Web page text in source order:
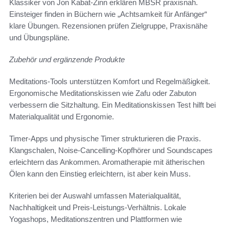
Klassiker von Jon Kabat-Zinn erklären MBSR praxisnah.
Einsteiger finden in Büchern wie „Achtsamkeit für Anfänger“
klare Übungen. Rezensionen prüfen Zielgruppe, Praxisnähe
und Übungspläne.
Zubehör und ergänzende Produkte
Meditations-Tools unterstützen Komfort und Regelmäßigkeit.
Ergonomische Meditationskissen wie Zafu oder Zabuton
verbessern die Sitzhaltung. Ein Meditationskissen Test hilft bei
Materialqualität und Ergonomie.
Timer-Apps und physische Timer strukturieren die Praxis.
Klangschalen, Noise-Cancelling-Kopfhörer und Soundscapes
erleichtern das Ankommen. Aromatherapie mit ätherischen
Ölen kann den Einstieg erleichtern, ist aber kein Muss.
Kriterien bei der Auswahl umfassen Materialqualität,
Nachhaltigkeit und Preis-Leistungs-Verhältnis. Lokale
Yogashops, Meditationszentren und Plattformen wie